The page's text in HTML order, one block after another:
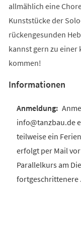
allmählich eine
Kunststücke der
rückengesunden
kannst gern zu
kommen!
Informationen
info@tanzbau.de
teilweise ein
erfolgt per Mail
Parallelkurs am
fortgeschrittenere